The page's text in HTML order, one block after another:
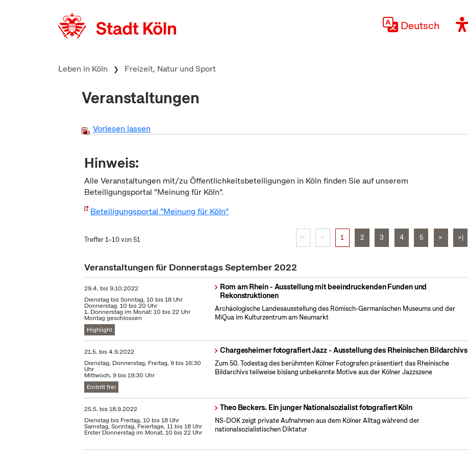
Deutsch
Leben in Köln Freizeit, Natur und Sport
Veranstaltungen
Vorlesen lassen
Hinweis:
Alle Veranstaltungen mit/zu Öffentlichkeitsbeteiligungen in Köln finden Sie auf unserem
Beteiligungsportal "Meinung für Köln".
Beteiligungsportal "Meinung für Köln"
Treffer 1–10 von 51 |< < 1 2 3 4 5 > >|
Veranstaltungen für Donnerstags September 2022
29.4. bis9.10.2022
Dienstag bis Sonntag, 10 bis 18 Uhr
Donnerstag, 10 bis 20 Uhr
1. Donnerstag im Monat: 10 bis 22 Uhr
Montag geschlossen
Highlight
Rom am Rhein - Ausstellung mit beeindruckenden Funden und
Rekonstruktionen
Archäologische Landesausstellung des Römisch-Germanischen Museums und der
MiQua im Kulturzentrum am Neumarkt
21.5. bis4.9.2022
Dienstag, Donnerstag, Freitag, 9 bis 16:30
Uhr
Mittwoch, 9 bis 19:30 Uhr
Eintritt frei
Chargesheimer fotografiert Jazz - Ausstellung des Rheinischen Bildarchivs
Zum 50. Todestag des berühmten Kölner Fotografen präsentiert das Rheinische
Bildarchivs teilweise bislang unbekannte Motive aus der Kölner Jazzszene
25.5. bis18.9.2022
Dienstag bis Freitag, 10 bis 18 Uhr
Samstag, Sonntag, Feiertage, 11 bis 18 Uhr
Erster Donnerstag im Monat, 10 bis 22 Uhr
Theo Beckers. Ein junger Nationalsozialist fotografiert Köln
NS-DOK zeigt private Aufnahmen aus dem Kölner Alltag während der
nationalsozialistischen Diktatur